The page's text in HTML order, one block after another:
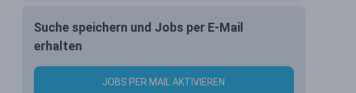
Suche speichern und Jobs per E-Mail
erhalten
JOBS PER MAIL AKTIVIEREN